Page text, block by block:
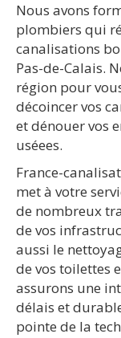
Nous avons
plombiers qui
canalisations
Pas-de-Calais.
région pour
décoincer vos
et dénouer vos
uséees.
France-
met à votre
de nombreux
de vos
aussi le
de vos toilettes
assurons une
délais et
pointe de la